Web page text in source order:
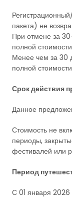
пакета) не
При отмене за
полной
Менее чем за 30
полной
Срок действия
Данное
Стоимость не
периоды,
фестивалей или
Период
С 01 января 2026